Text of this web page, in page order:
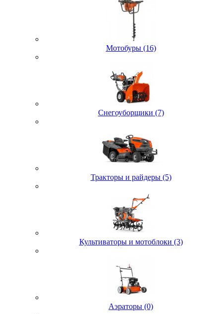
Мотобуры (16)
Снегоуборщики (7)
Тракторы и райдеры (5)
Культиваторы и мотоблоки (3)
Аэраторы (0)